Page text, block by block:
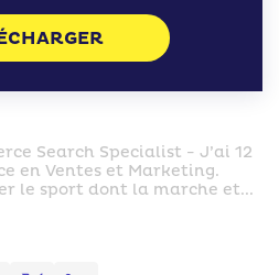
Search Specialist - J’ai 12
en Ventes et Marketing.
le sport dont la marche et...